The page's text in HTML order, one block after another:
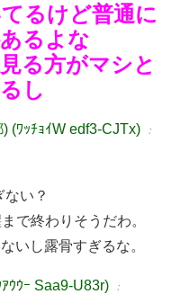
るけど普通に
るよな
る方がマシと
し
(ﾜｯﾁｮｲW edf3-CJTx) ：
い？
で終わりそうだわ。
いし露骨すぎるな。
ｳｳｰ Saa9-U83r) ：